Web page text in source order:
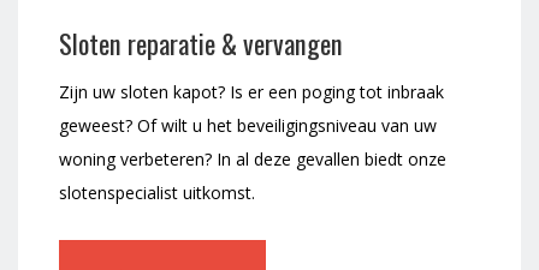
Sloten reparatie & vervangen
Zijn uw sloten kapot? Is er een poging tot inbraak
geweest? Of wilt u het beveiligingsniveau van uw
woning verbeteren? In al deze gevallen biedt onze
slotenspecialist uitkomst.